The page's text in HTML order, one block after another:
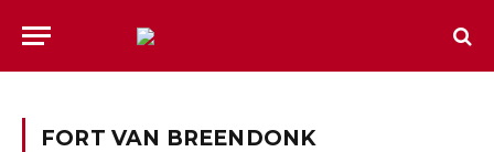
FORT VAN BREENDONK